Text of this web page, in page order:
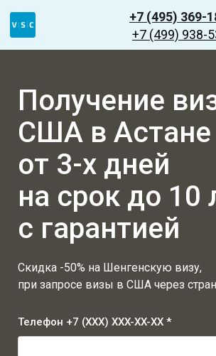
+7 (495) 369-
+7 (499) 938-
Получение
США в Астане
от 3-х дней
на срок до 10
с гарантией
Скидка -50% на Шенгенскую визу,
при запросе визы в США через
Телефон +7 (XXX) XXX-XX-XX *